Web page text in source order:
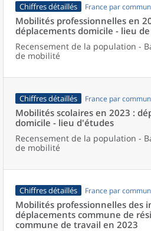
Chiffres détaillés France par
Mobilités professionnelles en
déplacements domicile - lieu
Recensement de la population -
de mobilité
Chiffres détaillés France par
Mobilités scolaires en 2023 :
domicile - lieu d'études
Recensement de la population -
de mobilité
Chiffres détaillés France par
Mobilités professionnelles des
déplacements commune de
commune de travail en 2023